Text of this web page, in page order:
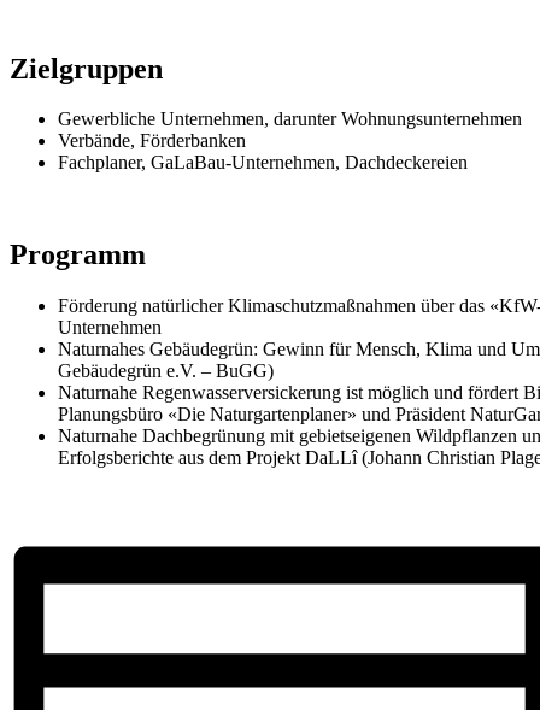
Zielgruppen
Gewerbliche Unternehmen, darunter Wohnungsunternehmen
Verbände, Förderbanken
Fachplaner, GaLaBau-Unternehmen, Dachdeckereien
Programm
Förderung natürlicher Klimaschutzmaßnahmen über das
Unternehmen
Naturnahes Gebäudegrün: Gewinn für Mensch, Klima und
Gebäudegrün e.V. – BuGG)
Naturnahe Regenwasserversickerung ist möglich und fördert
Planungsbüro «Die Naturgartenplaner» und Präsident
Naturnahe Dachbegrünung mit gebietseigenen Wildpflanzen
Erfolgsberichte aus dem Projekt DaLLî (Johann Christian